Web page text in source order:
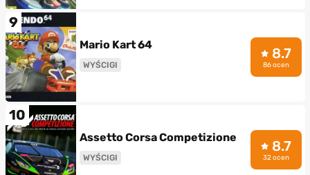
9
Mario Kart 64
WYŚCIGI
8.7
86 ocen
10
Assetto Corsa Competizione
WYŚCIGI
8.7
32 ocen